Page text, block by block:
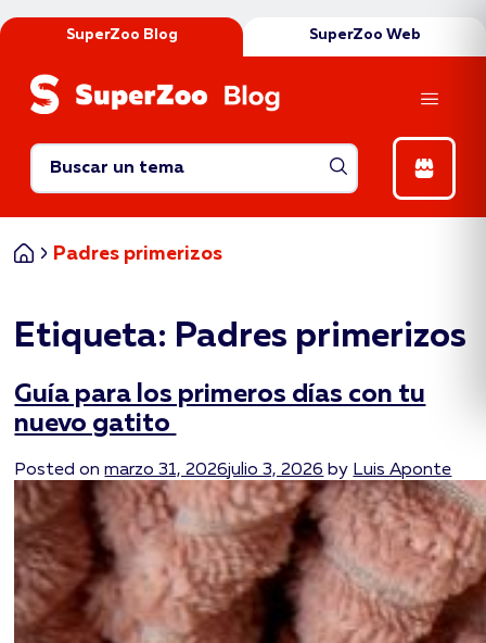
SuperZoo Blog SuperZoo Web
Abrir
InicioPadres primerizos
Etiqueta: Padres primerizos
Guía para los primeros días con tu
nuevo gatito
Posted onmarzo 31, 2026julio 3, 2026 by Luis Aponte